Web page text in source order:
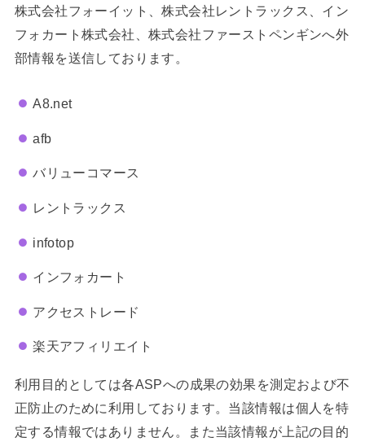
株式会社フォーイット、株式会社レントラックス、イン
フォカート株式会社、株式会社ファーストペンギンへ外
部情報を送信しております。
A8.net
afb
バリューコマース
レントラックス
infotop
インフォカート
アクセストレード
楽天アフィリエイト
利用目的としては各ASPへの成果の効果を測定および不
正防止のために利用しております。当該情報は個人を特
定する情報ではありません。また当該情報が上記の目的